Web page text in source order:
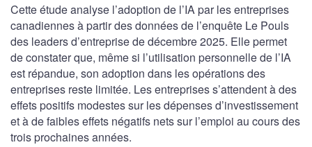
Cette étude analyse l’adoption de l’IA par les entreprises
canadiennes à partir des données de l’enquête Le Pouls
des leaders d’entreprise de décembre 2025. Elle permet
de constater que, même si l’utilisation personnelle de l’IA
est répandue, son adoption dans les opérations des
entreprises reste limitée. Les entreprises s’attendent à des
effets positifs modestes sur les dépenses d’investissement
et à de faibles effets négatifs nets sur l’emploi au cours des
trois prochaines années.